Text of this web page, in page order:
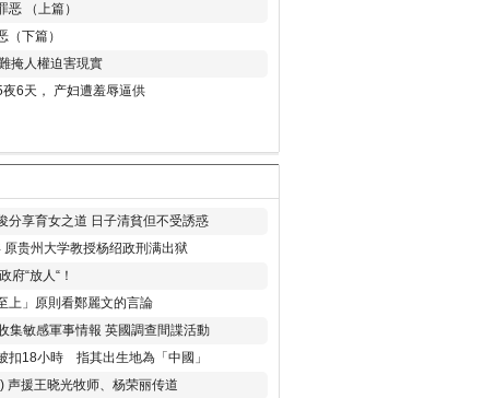
恶 （上篇）
（下篇）
掩人權迫害現實
6天， 产妇遭羞辱逼供
分享育女之道 日子清貧但不受誘惑
贵州大学教授杨绍政刑满出狱
府“放人“！
上」原則看鄭麗文的言論
集敏感軍事情報 英國調查間諜活動
扣18小時 指其出生地為「中國」
声援王晓光牧师、杨荣丽传道